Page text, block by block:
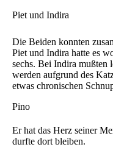
Piet und Indira
Die Beiden konnten
Piet und Indira hatte es
sechs. Bei Indira mußten
werden aufgrund des
etwas chronischen
Pino
Er hat das Herz seiner
durfte dort bleiben.